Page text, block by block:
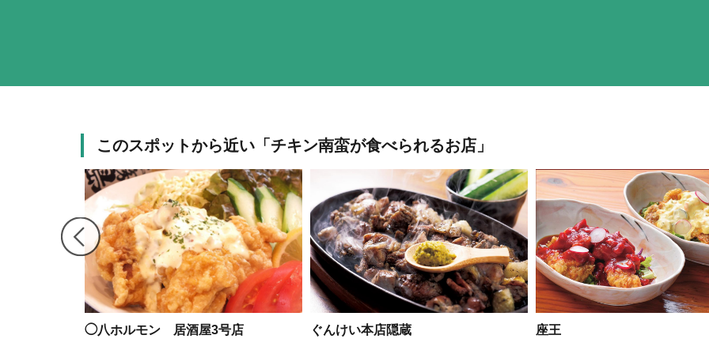
このスポットから近い「チキン南蛮が食べられるお店」
◯八ホルモン 居酒屋3号店 ぐんけい本店隠蔵 座王